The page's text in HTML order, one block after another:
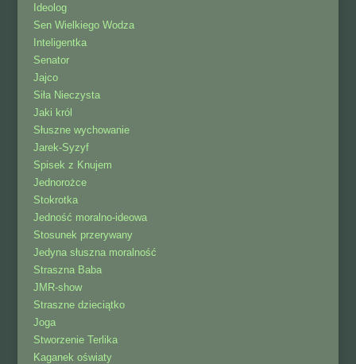
Ideolog
Sen Wielkiego Wodza
Inteligentka
Senator
Jajco
Siła Nieczysta
Jaki król
Słuszne wychowanie
Jarek-Syzyf
Spisek z Knujem
Jednorożce
Stokrotka
Jedność moralno-ideowa
Stosunek przerywany
Jedyna słuszna moralność
Straszna Baba
JMR-show
Straszne dzieciątko
Joga
Stworzenie Terlika
Kaganek oświaty